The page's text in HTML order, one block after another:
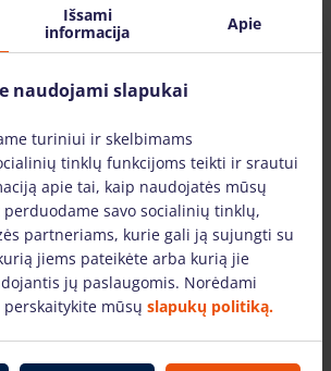
Santechnikos įranga
Matavimo įranga
Išsami
informacija
Apie
naudojami slapukai
turiniui ir skelbimams
tinklų funkcijoms teikti ir srautui
apie tai, kaip naudojatės mūsų
savo socialinių tinklų,
partneriams, kurie gali ją sujungti su
jiems pateikėte arba kurią jie
jų paslaugomis. Norėdami
mūsų slapukų politiką.